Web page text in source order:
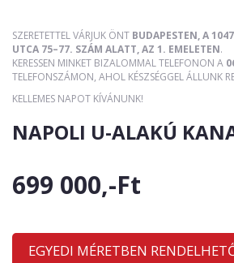
SZERETETTEL VÁRJUK ÖNT BUDAPESTEN, A
UTCA 75–77. SZÁM ALATT, AZ 1. EMELETEN.
KERESSEN MINKET BIZALOMMAL TELEFONON A
TELEFONSZÁMON, AHOL KÉSZSÉGGEL ÁLLUNK
KELLEMES NAPOT KÍVÁNUNK!
NAPOLI U-ALAKÚ
699 000,-Ft
EGYEDI MÉRETBEN